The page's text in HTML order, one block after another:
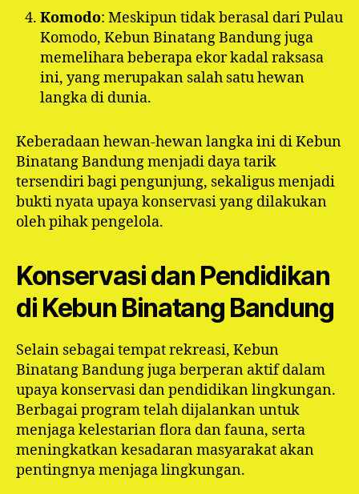
Komodo: Meskipun tidak berasal dari Pulau
Komodo, Kebun Binatang Bandung juga
memelihara beberapa ekor kadal raksasa
ini, yang merupakan salah satu hewan
langka di dunia.
Keberadaan hewan-hewan langka ini di Kebun
Binatang Bandung menjadi daya tarik
tersendiri bagi pengunjung, sekaligus menjadi
bukti nyata upaya konservasi yang dilakukan
oleh pihak pengelola.
Konservasi dan Pendidikan
di Kebun Binatang Bandung
Selain sebagai tempat rekreasi, Kebun
Binatang Bandung juga berperan aktif dalam
upaya konservasi dan pendidikan lingkungan.
Berbagai program telah dijalankan untuk
menjaga kelestarian flora dan fauna, serta
meningkatkan kesadaran masyarakat akan
pentingnya menjaga lingkungan.